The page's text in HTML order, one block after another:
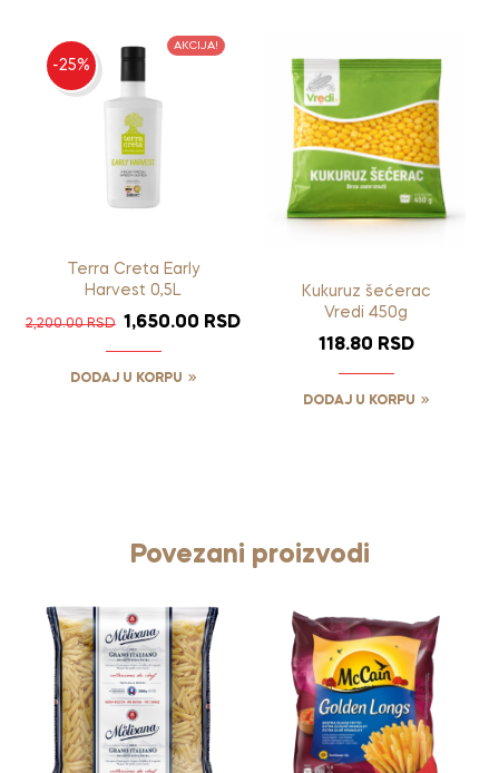
-25%
AKCIJA!
Terra Creta Early
Harvest 0,5L
2,200.00RSD 1,650.00 RSD
DODAJ U KORPU
Kukuruz šećerac
Vredi 450g
118.80 RSD
DODAJ U KORPU
Povezani proizvodi